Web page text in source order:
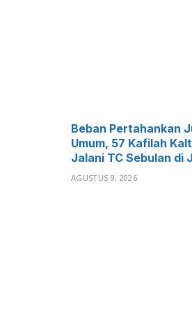
Beban Pertahankan
Umum, 57 Kafilah
Jalani TC Sebulan di
AGUSTUS 9, 2026